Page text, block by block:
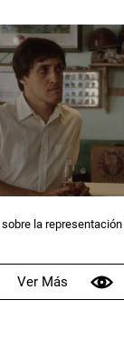
la
Ver Más